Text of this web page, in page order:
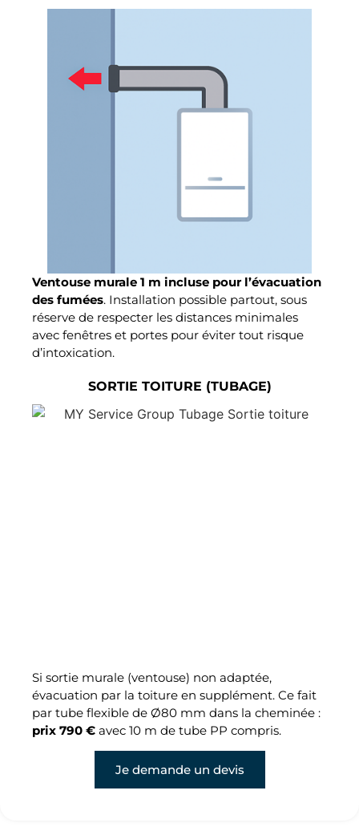
Ventouse murale 1 m incluse pour l’évacuation
des fumées. Installation possible partout, sous
réserve de respecter les distances minimales
avec fenêtres et portes pour éviter tout risque
d’intoxication.
SORTIE TOITURE (TUBAGE)
Si sortie murale (ventouse) non adaptée,
évacuation par la toiture en supplément. Ce fait
par tube flexible de Ø80 mm dans la cheminée :
prix 790 € avec 10 m de tube PP compris.
Je demande un devis